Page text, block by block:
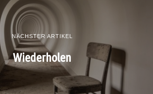
NÄCHSTER ARTIKEL
Wiederholen